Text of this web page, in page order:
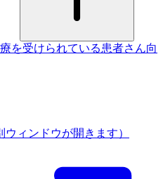
を受けられている患者さん向
ウィンドウが開きます）